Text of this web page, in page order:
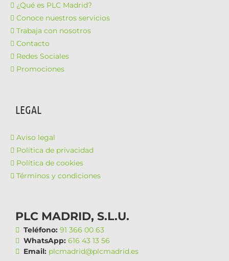
¿Qué es PLC Madrid?
Conoce nuestros servicios
Trabaja con nosotros
Contacto
Redes Sociales
Promociones
LEGAL
Aviso legal
Política de privacidad
Política de cookies
Términos y condiciones
PLC MADRID, S.L.U.
Teléfono: 91 366 00 63
WhatsApp: 616 43 13 56
Email: plcmadrid@plcmadrid.es